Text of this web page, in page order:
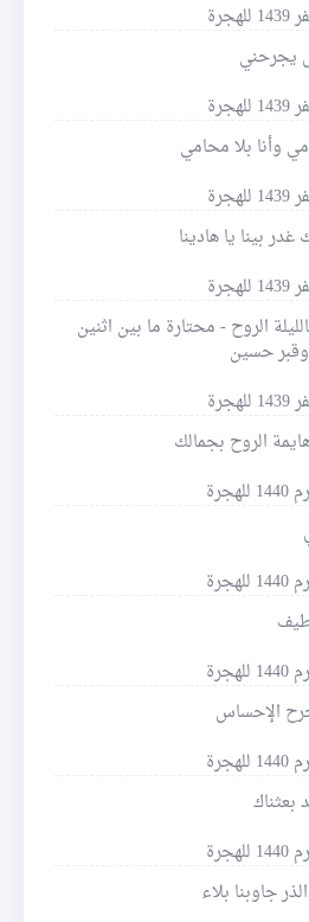
يجرحني
وأنا بلا محامي
غدر بينا يا هادينا
الروح - محتارة ما بين اثنين
وقبر حسين
الروح بجمالك
الإحساس
بعثناك
جاوبنا بلاء